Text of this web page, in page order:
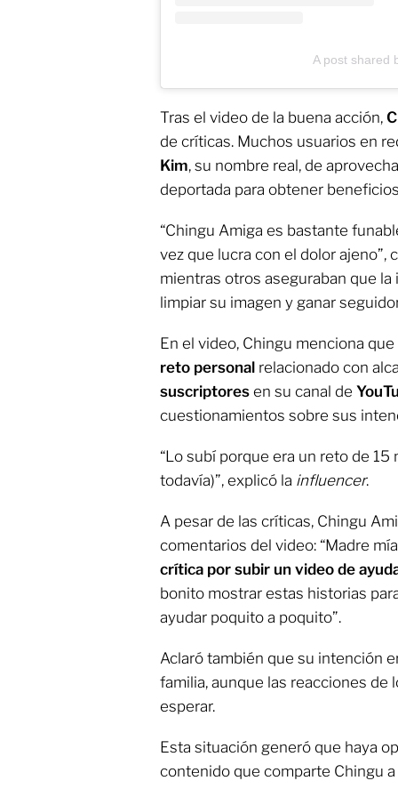
A post shared
Tras el video de la buena acción,
de críticas. Muchos usuarios en
Kim, su nombre real, de
deportada para obtener
“Chingu Amiga es bastante
vez que lucra con el dolor ajeno”,
mientras otros aseguraban que
limpiar su imagen y ganar
En el video, Chingu menciona
reto personal relacionado con
suscriptores en su canal de
cuestionamientos sobre sus
“Lo subí porque era un reto de
todavía)”, explicó la influencer.
A pesar de las críticas, Chingu
comentarios del video: “Madre
crítica por subir un video de
bonito mostrar estas historias
ayudar poquito a poquito”.
Aclaró también que su intención
familia, aunque las reacciones de
esperar.
Esta situación generó que haya
contenido que comparte Chingu